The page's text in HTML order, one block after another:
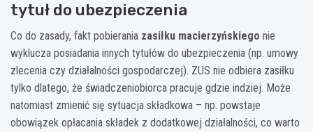
tytuł do ubezpieczenia
Co do zasady, fakt pobierania zasiłku macierzyńskiego nie
wyklucza posiadania innych tytułów do ubezpieczenia (np. umowy
zlecenia czy działalności gospodarczej). ZUS nie odbiera zasiłku
tylko dlatego, że świadczeniobiorca pracuje gdzie indziej. Może
natomiast zmienić się sytuacja składkowa – np. powstaje
obowiązek opłacania składek z dodatkowej działalności, co warto